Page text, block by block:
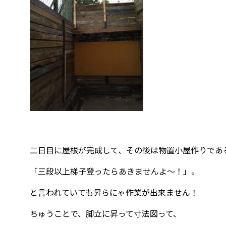
二日目に屋根が完成して、その後は物置小屋作りであ
「三段以上梯子登ったらあきませんよ～！」。
と言われていても昇らにゃ作業が出来ません！
ちゅうことで、脚立に昇って寸法図って、